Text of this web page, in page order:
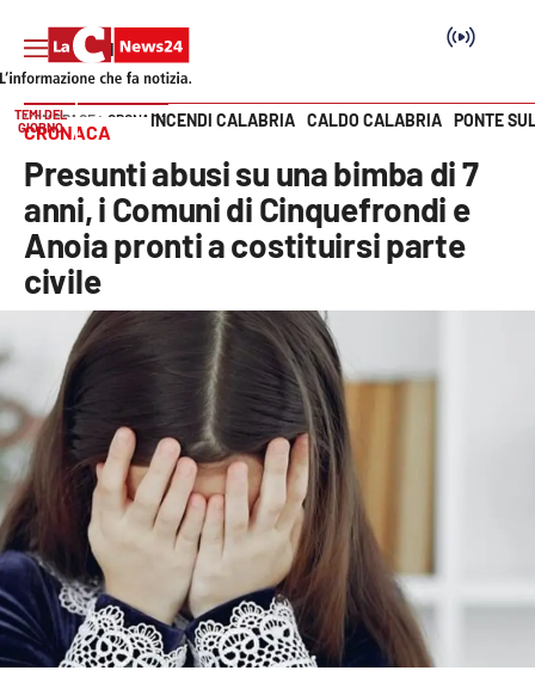
SEZIONI
Cronaca
Politica
Attualità
Economia e lavoro
Italia Mondo
Sanità
Sport
Cultura
Vai
TEMI DEL
GIORNO
INCENDI CALABRIA CALDO CALABRIA PONTE
HOME PAGE CRONACA
CRONACA
Presunti abusi su una bimba di 7
anni, i Comuni di Cinquefrondi e
Anoia pronti a costituirsi parte
civile